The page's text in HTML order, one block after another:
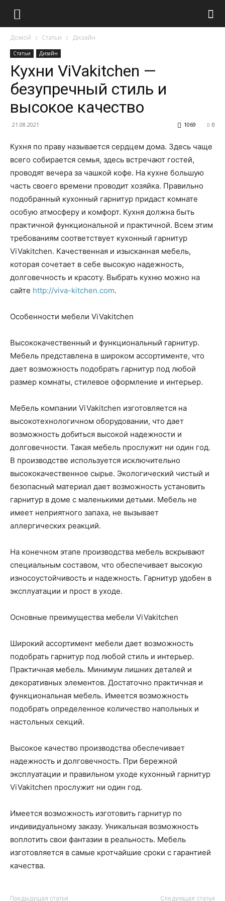
Домой Статьи Дизайн
Статьи Дизайн
Кухни ViVakitchen —
безупречный стиль и
высокое качество
21.08.2021 0
1069
Кухня по праву называется сердцем дома. Здесь чаще
всего собирается семья, здесь встречают гостей,
проводят вечера за чашкой кофе. На кухне большую
часть своего времени проводит хозяйка. Правильно
подобранный кухонный гарнитур придаст комнате
особую атмосферу и комфорт. Кухня должна быть
практичной функциональной и практичной. Всем этим
требованиям соответствует кухонный гарнитур
ViVakitchen. Качественная и изысканная мебель,
которая сочетает в себе высокую надежность,
долговечность и красоту. Выбрать кухню можно на
сайте http://viva-kitchen.com.
Особенности мебели ViVakitchen
Высококачественный и функциональный гарнитур.
Мебель представлена в широком ассортименте, что
дает возможность подобрать гарнитур под любой
размер комнаты, стилевое оформление и интерьер.
Мебель компании ViVakitchen изготовляется на
высокотехнологичном оборудовании, что дает
возможность добиться высокой надежности и
долговечности. Такая мебель прослужит ни один год.
В производстве используется исключительно
высококачественное сырье. Экологический чистый и
безопасный материал дает возможность установить
гарнитур в доме с маленькими детьми. Мебель не
имеет неприятного запаха, не вызывает
аллергических реакций.
На конечном этапе производства мебель вскрывают
специальным составом, что обеспечивает высокую
износоустойчивость и надежность. Гарнитур удобен в
эксплуатации и прост в уходе.
Основные преимущества мебели ViVakitchen
Широкий ассортимент мебели дает возможность
подобрать гарнитур под любой стиль и интерьер.
Практичная мебель. Минимум лишних деталей и
декоративных элементов. Достаточно практичная и
функциональная мебель. Имеется возможность
подобрать определенное количество напольных и
настольных секций.
Высокое качество производства обеспечивает
надежность и долговечность. При бережной
эксплуатации и правильном уходе кухонный гарнитур
ViVakitchen прослужит ни один год.
Имеется возможность изготовить гарнитур по
индивидуальному заказу. Уникальная возможность
воплотить свои фантазии в реальность. Мебель
изготовляется в самые кротчайшие сроки с гарантией
качества.
Предыдущая статья Следующая статья